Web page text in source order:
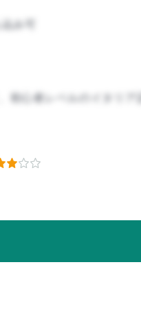
み可
初心者レベルのイタリア